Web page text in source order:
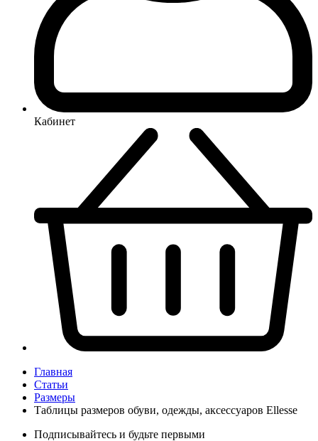
Кабинет
Главная
Статьи
Размеры
Таблицы размеров обуви, одежды, аксессуаров Ellesse
Подписывайтесь и будьте первыми